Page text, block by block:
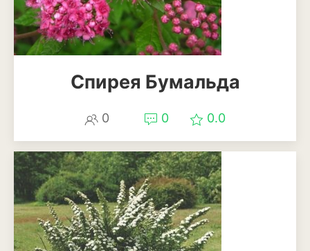
Шалфей или сальвия
Щавель
Травы и злаки
Молиния
Овсяница
Осока
Пеннисетум или
перистощетинник
Спирея Бумальда
0 0 0.0